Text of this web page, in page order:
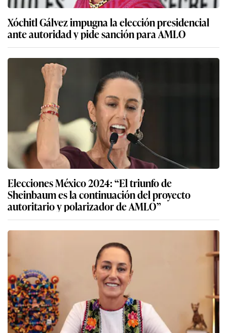
Xóchitl Gálvez impugna la elección presidencial
ante autoridad y pide sanción para AMLO
Elecciones México 2024: “El triunfo de
Sheinbaum es la continuación del proyecto
autoritario y polarizador de AMLO”